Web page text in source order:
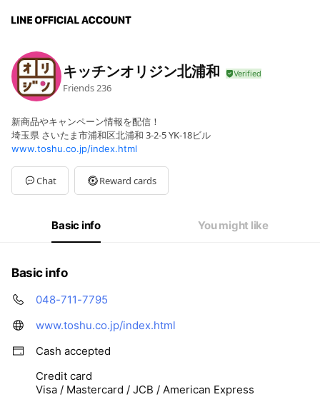
キッチンオリジン北浦和
Friends 236
新商品やキャンペーン情報を配信！
埼玉県 さいたま市浦和区北浦和 3-2-5 YK-18ビル
www.toshu.co.jp/index.html
Chat Reward cards
Basic info You might like
Basic info
048-711-7795
www.toshu.co.jp/index.html
Cash accepted
Credit card
Visa / Mastercard / JCB / American Express